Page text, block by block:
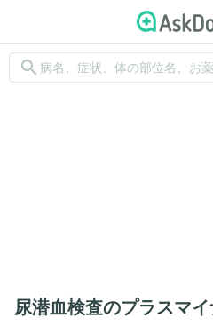
search
尿潜血検査のプラスマイ